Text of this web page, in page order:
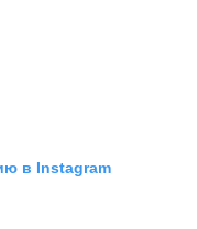
в Instagram